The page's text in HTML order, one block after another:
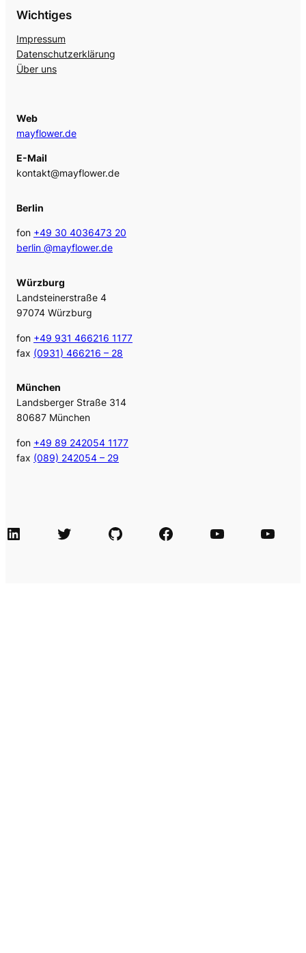
Wichtiges
Impressum
Datenschutzerklärung
Über uns
Web
mayflower.de
E-Mail
kontakt@mayflower.de
Berlin
fon +49 30 4036473 20
berlin @mayflower.de
Würzburg
Landsteinerstraße 4
97074 Würzburg
fon +49 931 466216 1177
fax (0931) 466216 – 28
München
Landsberger Straße 314
80687 München
fon +49 89 242054 1177
fax (089) 242054 – 29
LinkedIn Twitter GitHub Facebook Agile Videos Tech-Videos